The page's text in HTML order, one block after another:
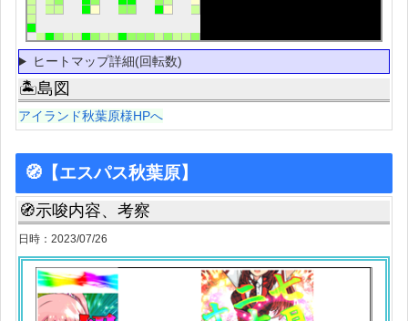
ヒートマップ詳細(回転数)
🏝島図
アイランド秋葉原様HPへ
🧭【エスパス秋葉原】
🧭示唆内容、考察
日時：2023/07/26